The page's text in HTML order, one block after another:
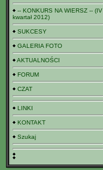
-- KONKURS NA WIERSZ -- (IV
kwartał 2012)
SUKCESY
GALERIA FOTO
AKTUALNOŚCI
FORUM
CZAT
LINKI
KONTAKT
Szukaj